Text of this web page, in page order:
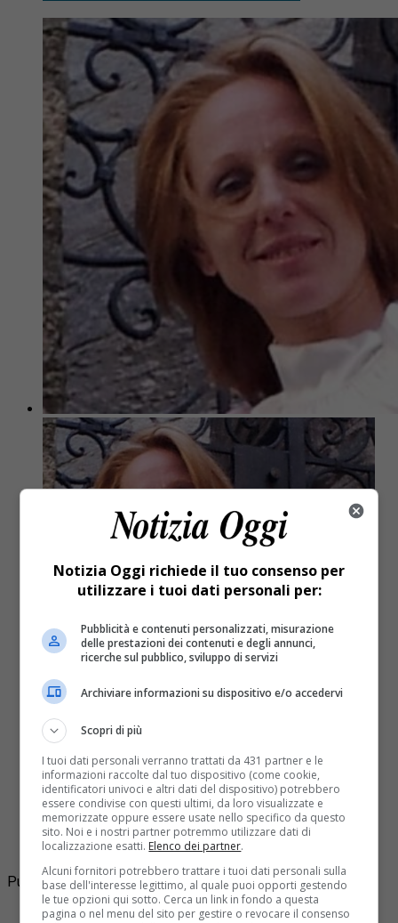
Attualità8 anni fa
Casellante Ghemme muore a soli 47
anni
Casellante Ghemme muore a soli 47 anni. Il tumore
osseo che aveva scoperto tempo fa non ha dato
scampo . E’ deceduta pochi giorni fa Gabriella...
Pubblicità
Ultime
Notizia Oggi richiede il tuo consenso per
utilizzare i tuoi dati personali per:
Pubblicità e contenuti personalizzati, misurazione
delle prestazioni dei contenuti e degli annunci,
ricerche sul pubblico, sviluppo di servizi
Archiviare informazioni su dispositivo e/o accedervi
Scopri di più
I tuoi dati personali verranno trattati da 431 partner e le
informazioni raccolte dal tuo dispositivo (come cookie,
identificatori univoci e altri dati del dispositivo) potrebbero
essere condivise con questi ultimi, da loro visualizzate e
memorizzate oppure essere usate nello specifico da questo
sito. Noi e i nostri partner potremmo utilizzare dati di
localizzazione esatti. Elenco dei partner.
Alcuni fornitori potrebbero trattare i tuoi dati personali sulla
base dell'interesse legittimo, al quale puoi opporti gestendo
le tue opzioni qui sotto. Cerca un link in fondo a questa
pagina o nel menu del sito per gestire o revocare il consenso